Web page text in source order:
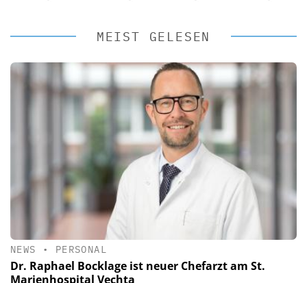
MEIST GELESEN
NEWS • PERSONAL
Dr. Raphael Bocklage ist neuer Chefarzt am St.
Marienhospital Vechta